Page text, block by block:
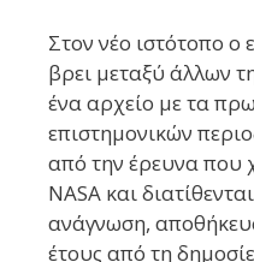
Στον νέο ιστότοπο ο
βρει μεταξύ άλλων
ένα αρχείο με τα
επιστημονικών
από την έρευνα που
NASA και
ανάγνωση,
έτους από τη